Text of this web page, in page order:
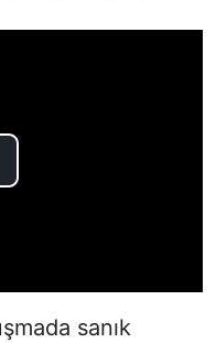
sanık